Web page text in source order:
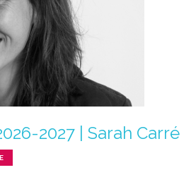
2027 | Sarah Carré